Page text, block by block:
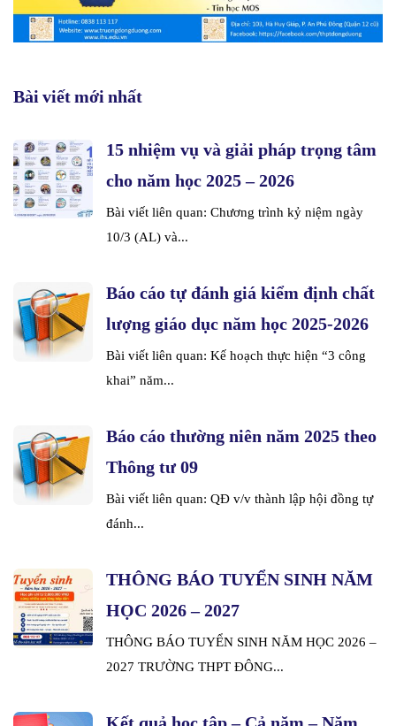
Bài viết mới nhất
15 nhiệm vụ và giải pháp trọng tâm
cho năm học 2025 – 2026
Bài viết liên quan: Chương trình kỷ niệm ngày
10/3 (AL) và...
Báo cáo tự đánh giá kiểm định chất
lượng giáo dục năm học 2025-2026
Bài viết liên quan: Kế hoạch thực hiện “3 công
khai” năm...
Báo cáo thường niên năm 2025 theo
Thông tư 09
Bài viết liên quan: QĐ v/v thành lập hội đồng tự
đánh...
THÔNG BÁO TUYỂN SINH NĂM
HỌC 2026 – 2027
THÔNG BÁO TUYỂN SINH NĂM HỌC 2026 –
2027 TRƯỜNG THPT ĐÔNG...